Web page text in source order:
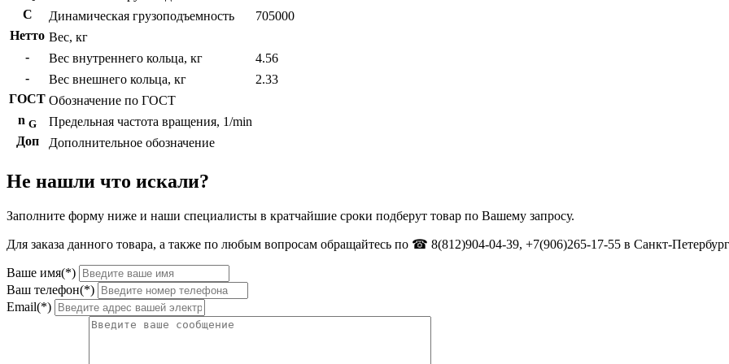
C
Динамическая грузоподъемность
705000
Нетто Вес, кг
-
Вес внутреннего кольца, кг
4.56
-
Вес внешнего кольца, кг
2.33
ГОСТ Обозначение по ГОСТ
n G
Предельная частота вращения, 1/min
Доп
Дополнительное обозначение
Не нашли что искали?
Заполните форму ниже и наши специалисты в кратчайшие сроки подберут товар по Вашему запросу.
Для заказа данного товара, а также по любым вопросам обращайтесь по ☎ 8(812)904-04-39, +7(906)265-17-55 в Санкт-
Ваше имя(*)
Ваш телефон(*)
Email(*)